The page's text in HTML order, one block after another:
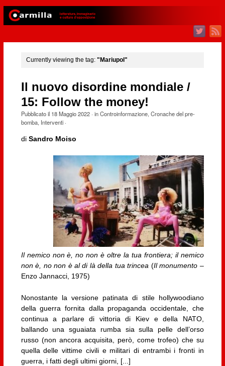
Currently viewing the tag: "Mariupol"
Il nuovo disordine mondiale /
15: Follow the money!
Pubblicato il 18 Maggio 2022· inControinformazione, Cronache del pre-
bomba, Interventi·
di Sandro Moiso
Il nemico non è, no non è oltre la tua frontiera; il nemico
non è, no non è al di là della tua trincea (Il monumento –
Enzo Jannacci, 1975)
Nonostante la versione patinata di stile hollywoodiano
della guerra fornita dalla propaganda occidentale, che
continua a parlare di vittoria di Kiev e della NATO,
ballando una sguaiata rumba sia sulla pelle dell’orso
russo (non ancora acquisita, però, come trofeo) che su
quella delle vittime civili e militari di entrambi i fronti in
guerra, i fatti degli ultimi giorni, [...]